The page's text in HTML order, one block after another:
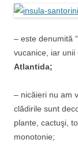
– este denumită “
vucanice, iar
Atlantida;
– nicăieri nu am
clădirile sunt
plante, cactuşi,
monotonie;